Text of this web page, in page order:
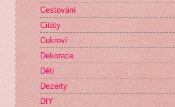
Cestování
Citáty
Cukroví
Dekorace
Děti
Dezerty
DIY